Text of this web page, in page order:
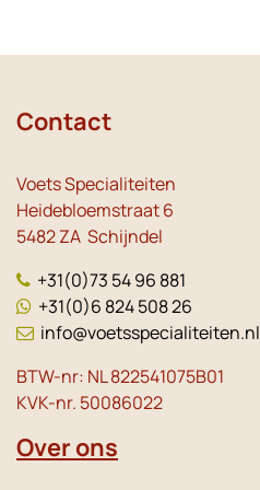
Contact
Voets Specialiteiten
Heidebloemstraat 6
5482 ZA Schijndel
+31(0)73 54 96 881
+31(0)6 824 508 26
info@voetsspecialiteiten.nl
BTW-nr: NL 822541075B01
KVK-nr. 50086022
Over ons